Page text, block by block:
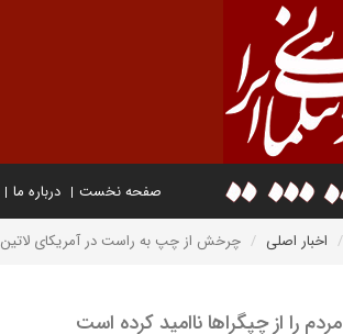
صفحه نخست درباره ما
اخبار اصلی چرخش از چپ به راست در آمریکای لاتین
را از چپگرا‌ها ناامید کرده است